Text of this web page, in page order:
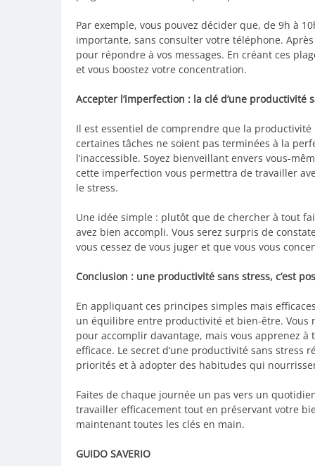
Par exemple, vous pouvez décider que, de 9h à
importante, sans consulter votre téléphone.
pour répondre à vos messages. En créant ces
et vous boostez votre concentration.
Accepter l’imperfection : la clé d’une productivité
Il est essentiel de comprendre que la
certaines tâches ne soient pas terminées à la
l’inaccessible. Soyez bienveillant envers vous-
cette imperfection vous permettra de travailler
le stress.
Une idée simple : plutôt que de chercher à tout
avez bien accompli. Vous serez surpris de
vous cessez de vous juger et que vous vous
Conclusion : une productivité sans stress, c’est
En appliquant ces principes simples mais
un équilibre entre productivité et bien-être. Vous
pour accomplir davantage, mais vous apprenez
efficace. Le secret d’une productivité sans stress
priorités et à adopter des habitudes qui
Faites de chaque journée un pas vers un
travailler efficacement tout en préservant votre
maintenant toutes les clés en main.
GUIDO SAVERIO